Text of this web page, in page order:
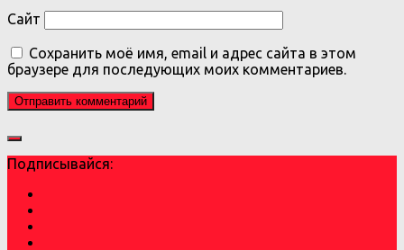
Сайт
Сохранить моё имя, email и адрес сайта в этом
браузере для последующих моих комментариев.
Подписывайся: